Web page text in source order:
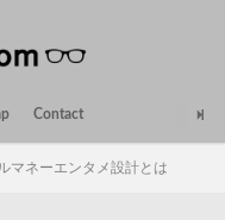
Contact
マネーエンタメ設計とは